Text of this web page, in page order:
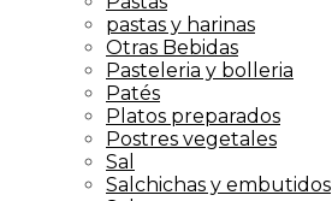
pastas y harinas
Otras Bebidas
Pasteleria y bolleria
Patés
Platos preparados
Postres vegetales
Sal
Salchichas y embutidos